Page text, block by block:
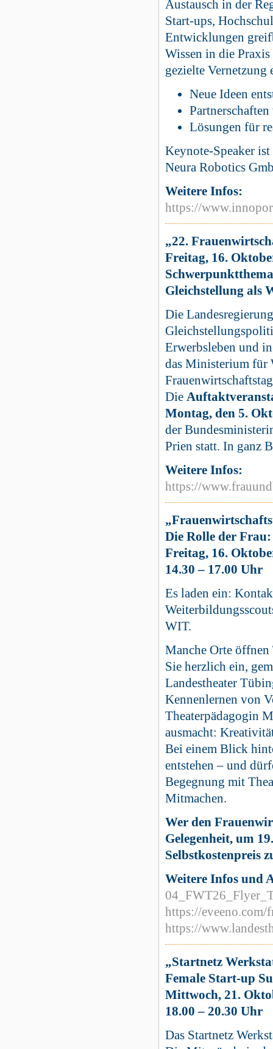
Austausch in der
Start-ups,
Entwicklungen
Wissen in die
gezielte Vernetzung
Neue Ideen
Partnerschaften
Lösungen für
Keynote-Speaker
Neura Robotics
Weitere Infos:
https://
„22.
Freitag, 16.
Gleichstellung als
Die
Erwerbsleben und
das Ministerium für
Die
Montag, den 5.
der
Prien statt. In ganz
Weitere Infos:
https://
Die Rolle der
Freitag, 16.
14.30 – 17.00 Uhr
Es laden ein:
WIT.
Manche Orte
Sie herzlich ein,
Landestheater
Kennenlernen von
Theaterpädagogin
ausmacht:
Bei einem Blick
entstehen – und
Begegnung mit
Mitmachen.
Wer den
Gelegenheit, um
Selbstkostenpreis
Weitere Infos und
https://eveeno.com/
https://
„Startnetz
Female Start-up
Mittwoch, 21.
18.00 – 20.30 Uhr
Das Startnetz